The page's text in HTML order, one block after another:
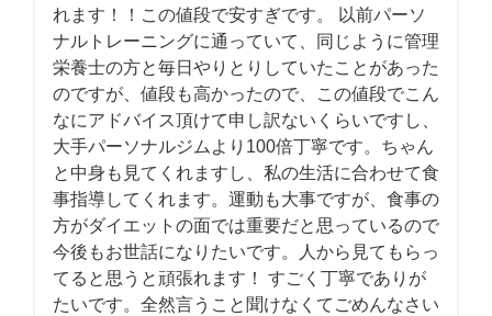
れます！！この値段で安すぎです。 以前パーソ
ナルトレーニングに通っていて、同じように管理
栄養士の方と毎日やりとりしていたことがあった
のですが、値段も高かったので、この値段でこん
なにアドバイス頂けて申し訳ないくらいですし、
大手パーソナルジムより100倍丁寧です。ちゃん
と中身も見てくれますし、私の生活に合わせて食
事指導してくれます。運動も大事ですが、食事の
方がダイエットの面では重要だと思っているので
今後もお世話になりたいです。人から見てもらっ
てると思うと頑張れます！ すごく丁寧でありが
たいです。全然言うこと聞けなくてごめんなさい